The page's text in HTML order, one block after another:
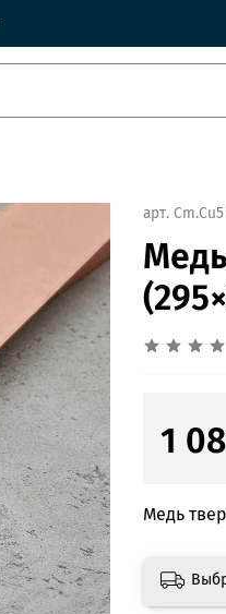
арт.
1
Медь